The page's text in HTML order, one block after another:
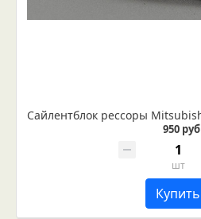
950 руб
шт
Купить